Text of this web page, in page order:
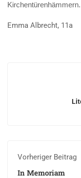
Kirchentürenhämmern.
Emma Albrecht, 11a
Vorheriger Beitrag
In Memoriam